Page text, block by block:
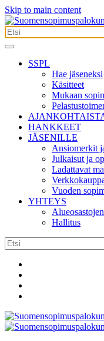
Skip to main content
SSPL
Hae jäseneksi
Käsitteet
Mukaan
HANKKEET
JÄSENILLE
Ansiomerkit
Julkaisut ja
Ladattavat
Vuoden
YHTEYS
Hallitus